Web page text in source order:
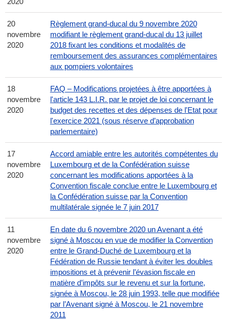
20
novembre
2020
Règlement grand-ducal du 9 novembre 2020
modifiant le règlement grand-ducal du 13 juillet
2018 fixant les conditions et modalités de
remboursement des assurances complémentaires
aux pompiers volontaires
18
novembre
2020
FAQ – Modifications projetées à être apportées à
l'article 143 L.I.R. par le projet de loi concernant le
budget des recettes et des dépenses de l'Etat pour
l'exercice 2021 (sous réserve d’approbation
parlementaire)
17
novembre
2020
Accord amiable entre les autorités compétentes du
Luxembourg et de la Confédération suisse
concernant les modifications apportées à la
Convention fiscale conclue entre le Luxembourg et
la Confédération suisse par la Convention
multilatérale signée le 7 juin 2017
11
novembre
2020
En date du 6 novembre 2020 un Avenant a été
signé à Moscou en vue de modifier la Convention
entre le Grand-Duché de Luxembourg et la
Fédération de Russie tendant à éviter les doubles
impositions et à prévenir l’évasion fiscale en
matière d’impôts sur le revenu et sur la fortune,
signée à Moscou, le 28 juin 1993, telle que modifiée
par l’Avenant signé à Moscou, le 21 novembre
2011